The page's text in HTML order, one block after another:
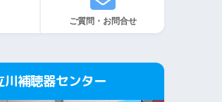
ご質問・お問合せ
川補聴器センター